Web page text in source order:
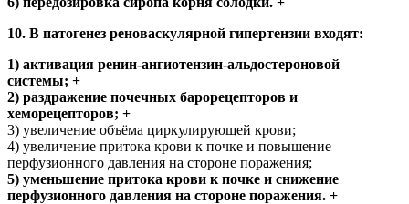
10. В патогенез реноваскулярной гипертензии входят:
1) активация ренин-ангиотензин-альдостероновой
системы; +
2) раздражение почечных барорецепторов и
хеморецепторов; +
3) увеличение объёма циркулирующей крови;
4) увеличение притока крови к почке и повышение
перфузионного давления на стороне поражения;
5) уменьшение притока крови к почке и снижение
перфузионного давления на стороне поражения. +